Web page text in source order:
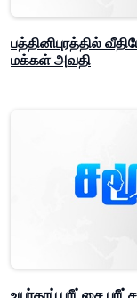
பத்தினிபுரத்தில்
மக்கள் அவதி